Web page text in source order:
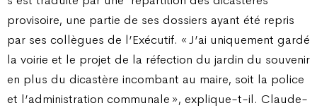
provisoire, une partie de ses dossiers ayant été repris
par ses collègues de l’Exécutif. « J’ai uniquement gardé
la voirie et le projet de la réfection du jardin du souvenir
en plus du dicastère incombant au maire, soit la police
et l’administration communale », explique-t-il. Claude-